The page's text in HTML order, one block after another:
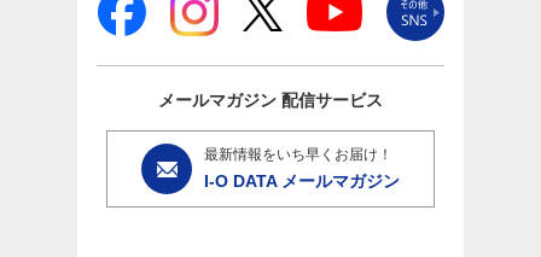
メールマガジン 配信サービス
最新情報をいち早くお届け！
I-O DATA メールマガジン